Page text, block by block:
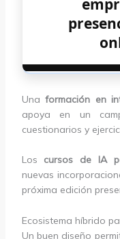
Unaformación en
apoya en un
cuestionarios y
Los cursos de IA
nuevas
próxima edición
Ecosistema híbrido
Un buen diseño